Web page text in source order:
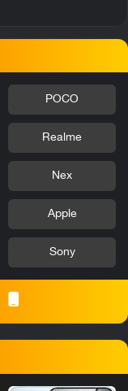
POCO
Realme
Nex
Apple
Sony